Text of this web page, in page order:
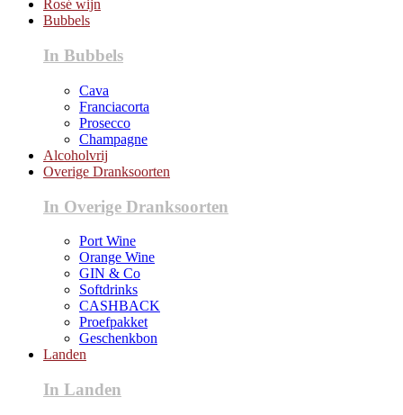
Rosé wijn
Bubbels
In Bubbels
Cava
Franciacorta
Prosecco
Champagne
Alcoholvrij
Overige Dranksoorten
In Overige Dranksoorten
Port Wine
Orange Wine
GIN & Co
Softdrinks
CASHBACK
Proefpakket
Geschenkbon
Landen
In Landen